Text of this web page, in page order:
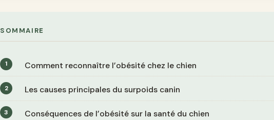
SOMMAIRE
Comment reconnaître l’obésité chez le chien
Les causes principales du surpoids canin
Conséquences de l’obésité sur la santé du chien